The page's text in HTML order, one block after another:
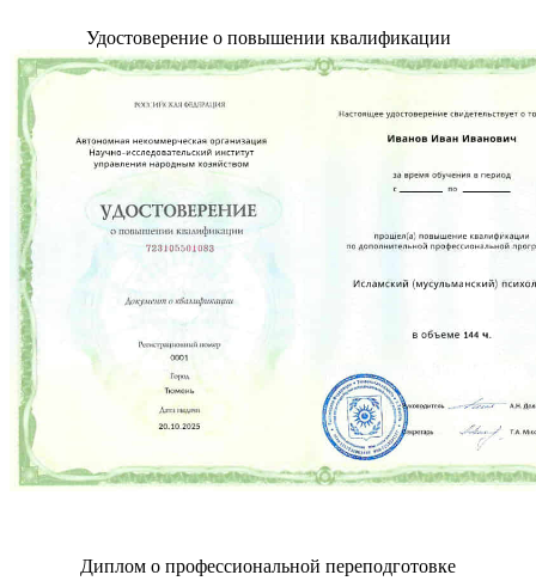
Удостоверение о повышении квалификации
Диплом о профессиональной переподготовке